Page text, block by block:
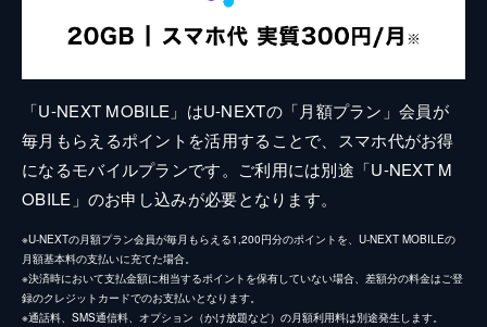
「U-NEXT MOBILE」はU-NEXTの「月額プラン」会員が
毎月もらえるポイントを活用することで、スマホ代がお得
になるモバイルプランです。ご利用には別途「U-NEXT M
OBILE」のお申し込みが必要となります。
※U-NEXTの月額プラン会員が毎月もらえる1,200円分のポイントを、U-NEXT MOBILEの
月額基本料の支払いに充てた場合。
※決済時において支払金額に相当するポイントを保有していない場合、差額分の料金はご登
録のクレジットカードでのお支払いとなります。
※通話料、SMS通信料、オプション（かけ放題など）の月額利用料は別途発生します。